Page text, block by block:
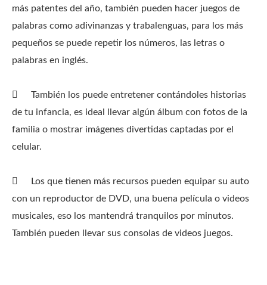
más patentes del año, también pueden hacer juegos de
palabras como adivinanzas y trabalenguas, para los más
pequeños se puede repetir los números, las letras o
palabras en inglés.
También los puede entretener contándoles historias
de tu infancia, es ideal llevar algún álbum con fotos de la
familia o mostrar imágenes divertidas captadas por el
celular.
Los que tienen más recursos pueden equipar su auto
con un reproductor de DVD, una buena película o videos
musicales, eso los mantendrá tranquilos por minutos.
También pueden llevar sus consolas de videos juegos.